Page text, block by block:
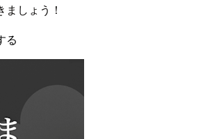
しょう！
る